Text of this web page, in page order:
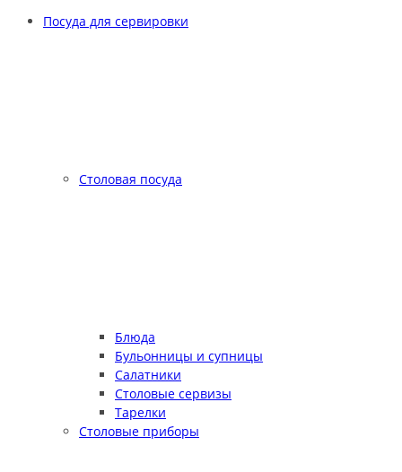
Посуда для сервировки
Столовая посуда
Блюда
Бульонницы и супницы
Салатники
Столовые сервизы
Тарелки
Столовые приборы